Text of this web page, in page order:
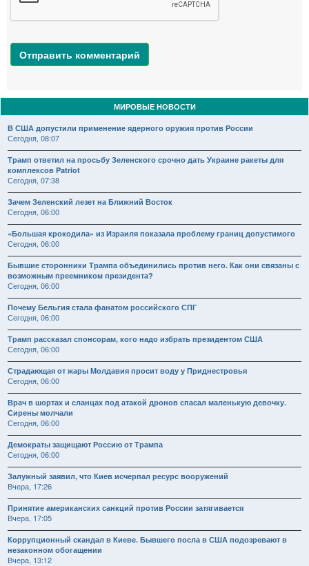
Отправить комментарий
МИРОВЫЕ НОВОСТИ
В США допустили применение ядерного оружия против России
Сегодня, 08:07
Трамп ответил на просьбу Зеленского срочно дать Украине ракеты для
комплексов Patriot
Сегодня, 07:38
Зачем Зеленский лезет на Ближний Восток
Сегодня, 06:00
«Большая крокодила» из Израиля показала проблему границ допустимого
Сегодня, 06:00
Бывшие сторонники Трампа объединились против него. Как они связаны с
возможным преемником президента?
Сегодня, 06:00
Почему Бельгия стала фанатом российского СПГ
Сегодня, 06:00
Трамп рассказал спонсорам, кого надо избрать президентом США
Сегодня, 06:00
Страдающая от жары Молдавия просит воду у Приднестровья
Сегодня, 06:00
Врач в шортах и сланцах под атакой дронов спасал маленькую девочку.
Сирены молчали
Сегодня, 06:00
Демократы защищают Россию от Трампа
Сегодня, 06:00
Залужный заявил, что Киев исчерпал ресурс вооружений
Вчера, 17:26
Принятие американских санкций против России затягивается
Вчера, 17:05
Коррупционный скандал в Киеве. Бывшего посла в США подозревают в
незаконном обогащении
Вчера, 13:12